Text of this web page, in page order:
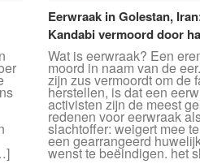
Eerwraak in Golestan,
Kandabi vermoord door
Wat is eerwraak? Een
moord in naam van de
zijn zus vermoordt om de
herstellen, is dat een
activisten zijn de meest
redenen voor eerwraak
slachtoffer: weigert mee
een gearrangeerd
wenst te beëindigen. het